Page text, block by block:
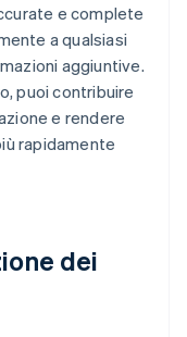
e complete
a qualsiasi
aggiuntive.
puoi contribuire
e rendere
rapidamente
dei